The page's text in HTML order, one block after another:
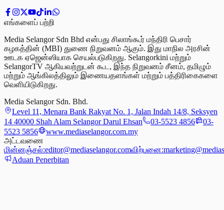
எங்களைப் பற்றி
Media Selangor Sdn Bhd என்பது சிலாங்கூர் மந்திரி பெசார்
கழகத்தின் (MBI) துணை நிறுவனம் ஆகும். இது மாநில அரசின்
ஊடக ஏஜென்ஸியாக செயல்படுகிறது. Selangorkini மற்றும்
SelangorTV ஆகியவற்றுடன் கூட, இந்த நிறுவனம் சீனம், தமிழும்
மற்றும் ஆங்கிலத்திலும் இணையதளங்கள் மற்றும் பத்திரிகைகளை
வெளியிடுகிறது.
Media Selangor Sdn. Bhd.
Level 11, Menara Bank Rakyat No. 1, Jalan Indah 14/8, Seksyen
14 40000 Shah Alam Selangor Darul Ehsan
03-5523 4856
03-
5523 5856
www.mediaselangor.com.my
அட்டவணை
மின்னஞ்சல்:editor@mediaselangor.comவிற்பனை:
Aduan Penerbitan